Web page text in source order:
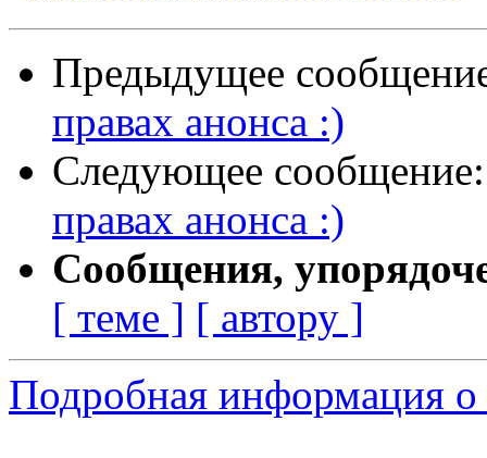
Предыдущее
правах анонса :)
Следующее
правах анонса :)
Сообщения,
[ теме ] [ автору ]
Подробная информация о